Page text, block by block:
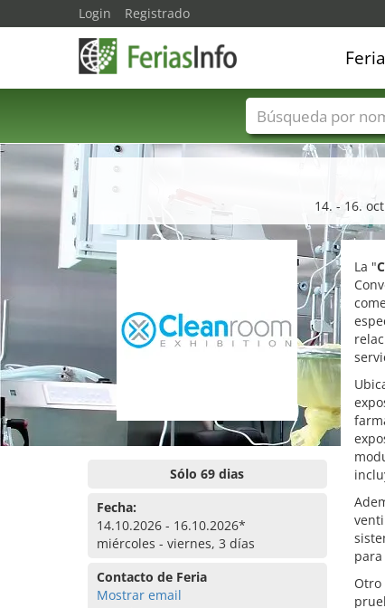
14. - 16.
Sólo 69 dias
Fecha:
14.10.2026 - 16.10.2026*
miércoles - viernes, 3 días
Contacto de Feria
Mostrar email
La "
Otro
Login Registrado
Nombres de